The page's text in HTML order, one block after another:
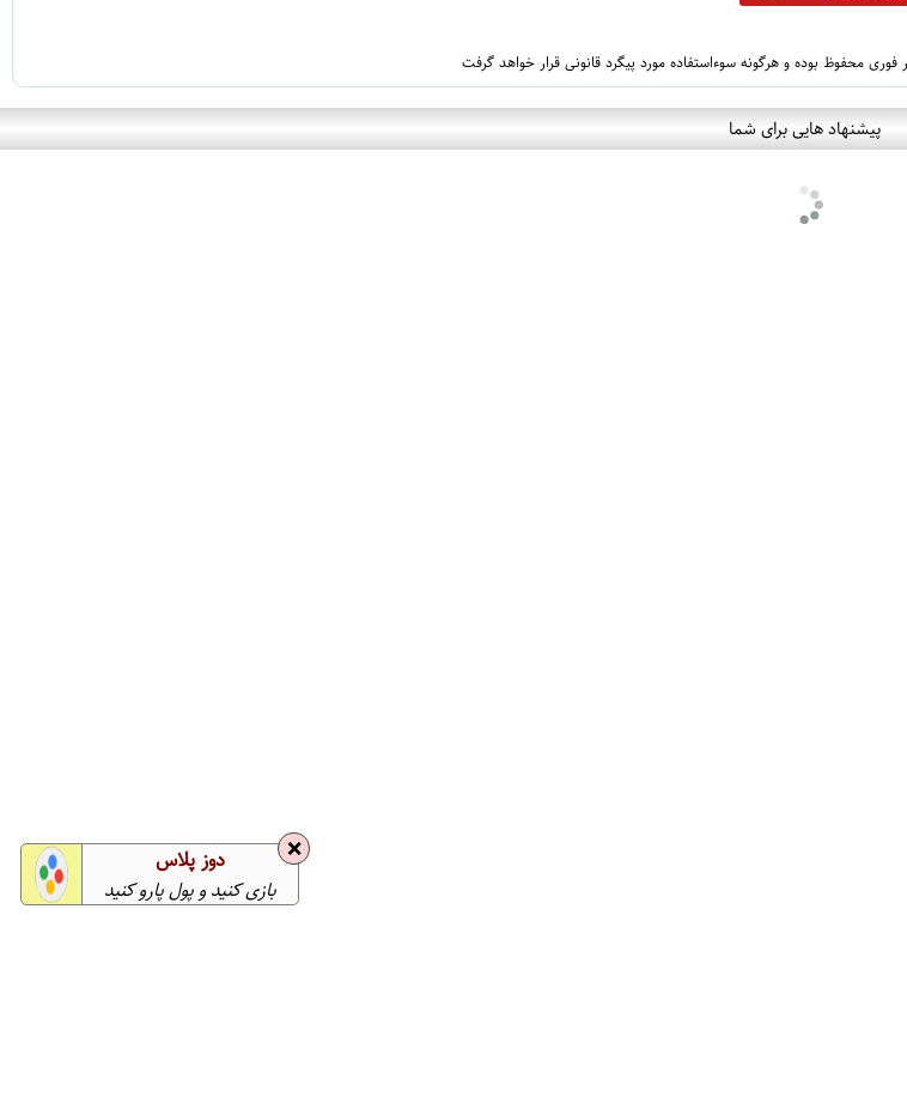
فوری محفوظ بوده و هرگونه سوءاستفاده مورد پیگرد قانونی قرار خواهد گرفت
پیشنهاد هایی برای شما
❌ دوز پلاس
بازی کنید و پول پارو کنید